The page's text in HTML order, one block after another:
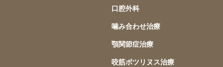
口腔外科
噛み合わせ治療
顎関節症治療
咬筋ボツリヌス治療